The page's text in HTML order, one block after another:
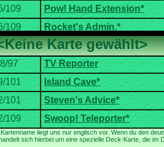
Typ:
sich hierbei um eine spezielle Deck-Karte, die im